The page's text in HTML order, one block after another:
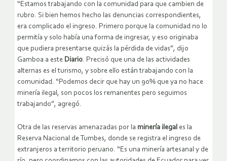
“Estamos trabajando con la comunidad para que cambien de
rubro. Si bien hemos hecho las denuncias correspondientes,
era complicado el ingreso. Primero porque la comunidad no lo
permitía y solo había una forma de ingresar, y eso originaba
que pudiera presentarse quizás la pérdida de vidas”, dijo
Gamboa a este Diario. Precisó que una de las actividades
alternas es el turismo, y sobre ello están trabajando con la
comunidad. “Podemos decir que hay un 90% que ya no hace
minería ilegal, son pocos los remanentes pero seguimos
trabajando”, agregó.
Otra de las reservas amenazadas por la minería ilegal es la
Reserva Nacional de Tumbes, donde se registra el ingreso de
extranjeros a territorio peruano. “Es una minería artesanal y de